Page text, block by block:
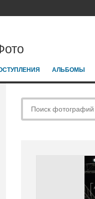
АЛЬБОМЫ